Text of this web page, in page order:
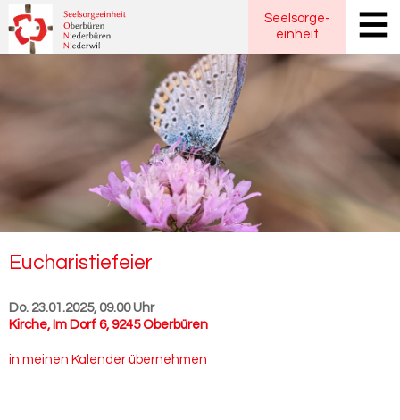
Seelsorge-
einheit
Eu­cha­ris­tie­fei­er
Do. 23.01.2025, 09.00 Uhr
Kirche, Im Dorf 6, 9245 Oberbüren
in meinen Kalender übernehmen